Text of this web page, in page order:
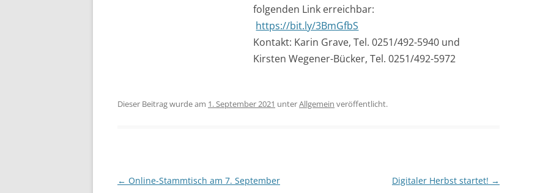
folgenden Link erreichbar:
https://bit.ly/3BmGfbS
Kontakt: Karin Grave, Tel. 0251/492-5940 und
Kirsten Wegener-Bücker, Tel. 0251/492-5972
Dieser Beitrag wurde am 1. September 2021 unterAllgemein veröffentlicht.
Beitragsnavigation
← Online-Stammtisch am 7. September Digitaler Herbst startet! →